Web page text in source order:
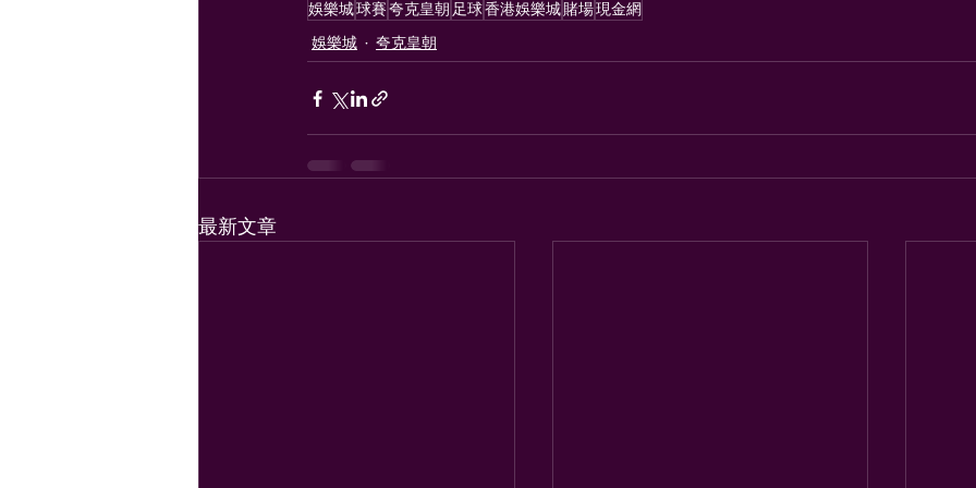
娛樂城球賽夸克皇朝 足球香港娛樂城賭場現金網
娛樂城
夸克皇朝
最新文章